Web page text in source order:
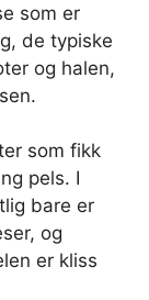
som er
de typiske
og halen,
som fikk
pels. I
bare er
og
er kliss